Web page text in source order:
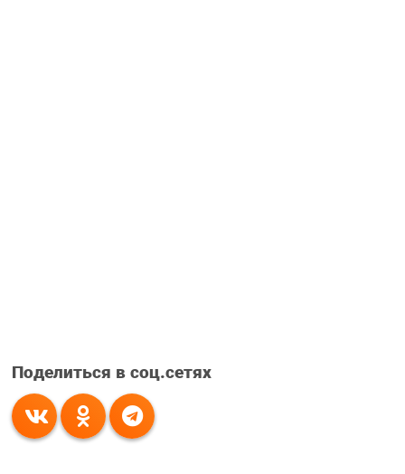
Поделиться в соц.сетях